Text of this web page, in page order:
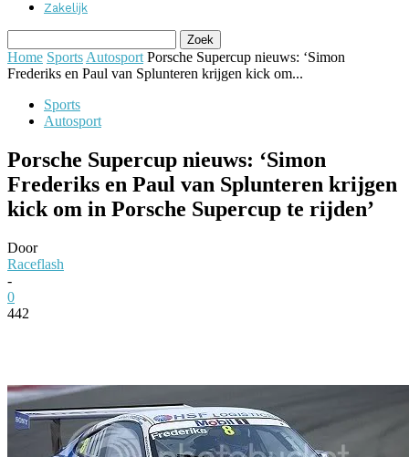
Zakelijk
Home Sports Autosport Porsche Supercup nieuws: ‘Simon
Frederiks en Paul van Splunteren krijgen kick om...
Sports
Autosport
Porsche Supercup nieuws: ‘Simon
Frederiks en Paul van Splunteren krijgen
kick om in Porsche Supercup te rijden’
Door
Raceflash
-
0
442